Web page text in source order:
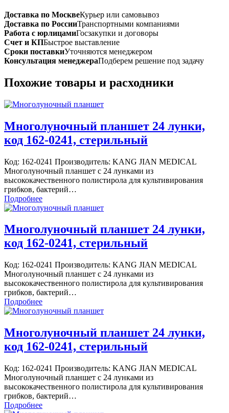
Доставка по МосквеКурьер или самовывоз
Доставка по РоссииТранспортными компаниями
Работа с юрлицамиГосзакупки и договоры
Счет и КПБыстрое выставление
Сроки поставкиУточняются менеджером
Консультация менеджераПодберем решение под задачу
Похожие товары и расходники
Многолуночный планшет 24 лунки,
код 162-0241, стерильный
Код: 162-0241 Производитель: KANG JIAN MEDICAL
Многолуночный планшет с 24 лунками из
высококачественного полистирола для культивирования
грибков, бактерий…
Подробнее
Многолуночный планшет 24 лунки,
код 162-0241, стерильный
Код: 162-0241 Производитель: KANG JIAN MEDICAL
Многолуночный планшет с 24 лунками из
высококачественного полистирола для культивирования
грибков, бактерий…
Подробнее
Многолуночный планшет 24 лунки,
код 162-0241, стерильный
Код: 162-0241 Производитель: KANG JIAN MEDICAL
Многолуночный планшет с 24 лунками из
высококачественного полистирола для культивирования
грибков, бактерий…
Подробнее